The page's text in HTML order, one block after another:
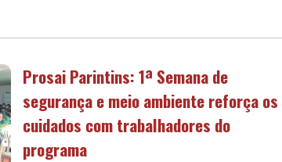
Prosai Parintins: 1ª Semana de
segurança e meio ambiente reforça os
cuidados com trabalhadores do
programa